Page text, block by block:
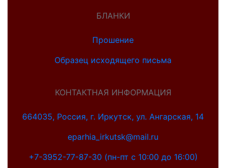
БЛАНКИ
Прошение
Образец исходящего письма
КОНТАКТНАЯ ИНФОРМАЦИЯ
664035, Россия, г. Иркутск, ул. Ангарская, 14
eparhia_irkutsk@mail.ru
+7-3952-77-87-30 (пн-пт с 10:00 до 16:00)